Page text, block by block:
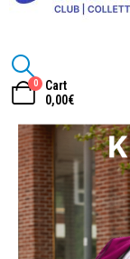
0
Cart
0,00€